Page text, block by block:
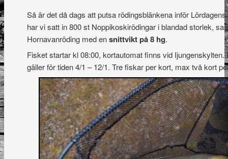
Så är det då dags att putsa rödingsblänkena inför
har vi satt in 800 st Noppikoskirödingar i blandad storlek,
Hornavanröding med ensnittvikt på 8 hg.
Fisket startar kl 08:00, kortautomat finns vid Ijungenskylten.
gäller för tiden 4/1 – 12/1. Tre fiskar per kort, max två kort